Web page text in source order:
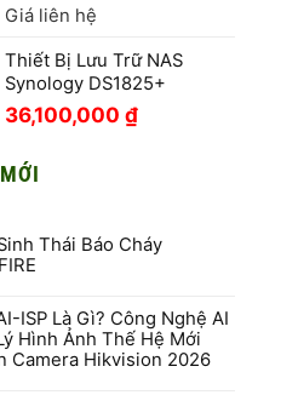
Giá liên hệ
Thiết Bị Lưu Trữ NAS
Synology DS1825+
36,100,000 ₫
Thái Báo Cháy
ISP Là Gì? Công Nghệ AI
Hình Ảnh Thế Hệ Mới
Camera Hikvision 2026